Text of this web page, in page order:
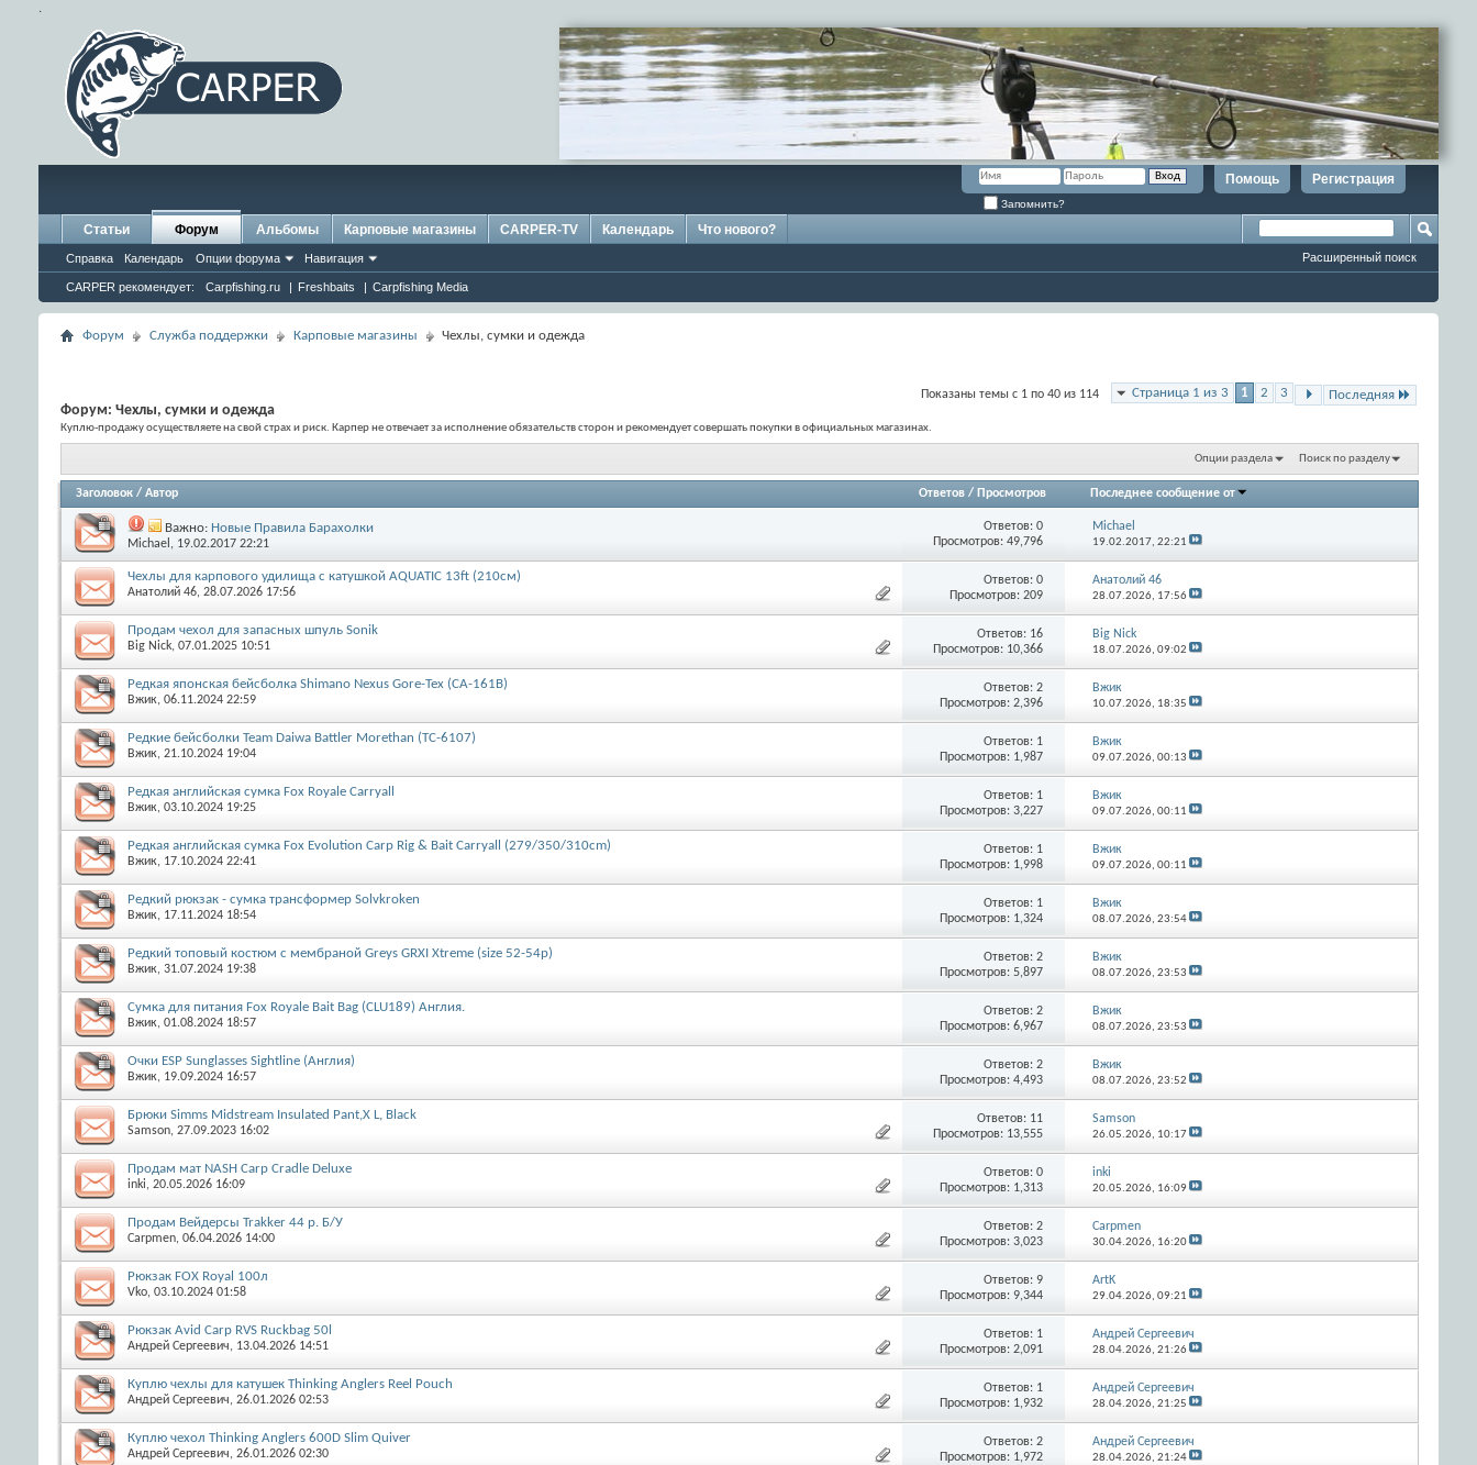
.
Регистрация
Помощь
Запомнить?
Статьи Форум
Справка Календарь Опции форума Навигация
CARPER рекомендует: Carpfishing.ru | Freshbaits | Carpfishing Media
Альбомы Карповые магазины CARPER-TV Календарь Что нового?
Расширенный поиск
Форум Служба поддержки Карповые магазины Чехлы, сумки и одежда
Страница 1 из 3 1 2 3 Последняя
Показаны темы с 1 по 40 из 114
Форум: Чехлы, сумки и одежда
Куплю-продажу осуществляете на свой страх и риск. Карпер не отвечает за исполнение обязательств сторон и рекомендует совершать покупки в официальных магазинах.
Опции раздела Поиск по разделу
Заголовок / Автор Ответов / Просмотров Последнее сообщение от
Важно: Новые Правила Барахолки
Michael , 19.02.2017 22:21
Ответов:0
Просмотров: 49,796
Michael
19.02.2017, 22:21
Чехлы для карпового удилища с катушкой AQUATIC 13ft (210см)
Анатолий 46, 28.07.2026 17:56
Ответов:0
Просмотров: 209
Анатолий 46
28.07.2026, 17:56
Продам чехол для запасных шпуль Sonik
Big Nick, 07.01.2025 10:51
Ответов: 16
Просмотров: 10,366
Big Nick
18.07.2026, 09:02
Редкая японская бейсболка Shimano Nexus Gore-Tex (CA-161B)
Вжик, 06.11.2024 22:59
Ответов:2
Просмотров: 2,396
Вжик
10.07.2026, 18:35
Редкие бейсболки Team Daiwa Battler Morethan (TC-6107)
Вжик, 21.10.2024 19:04
Ответов: 1
Просмотров: 1,987
Вжик
09.07.2026, 00:13
Редкая английская сумка Fox Royale Carryall
Вжик, 03.10.2024 19:25
Ответов: 1
Просмотров: 3,227
Вжик
09.07.2026, 00:11
Редкая английская сумка Fox Evolution Carp Rig & Bait Carryall (279/350/310cm)
Вжик, 17.10.2024 22:41
Ответов: 1
Просмотров: 1,998
Вжик
09.07.2026, 00:11
Редкий рюкзак - сумка трансформер Solvkroken
Вжик, 17.11.2024 18:54
Ответов: 1
Просмотров: 1,324
Вжик
08.07.2026, 23:54
Редкий топовый костюм с мембраной Greys GRXI Xtreme (size 52-54р)
Вжик, 31.07.2024 19:38
Ответов:2
Просмотров: 5,897
Вжик
08.07.2026, 23:53
Сумка для питания Fox Royale Bait Bag (CLU189) Англия.
Вжик, 01.08.2024 18:57
Ответов:2
Просмотров: 6,967
Вжик
08.07.2026, 23:53
Очки ESP Sunglasses Sightline (Англия)
Вжик, 19.09.2024 16:57
Ответов:2
Просмотров: 4,493
Вжик
08.07.2026, 23:52
Брюки Simms Midstream Insulated Pant,X L, Black
Samson, 27.09.2023 16:02
Ответов: 11
Просмотров: 13,555
Samson
26.05.2026, 10:17
Продам мат NASH Carp Cradle Deluxe
inki, 20.05.2026 16:09
Ответов:0
Просмотров: 1,313
inki
20.05.2026, 16:09
Продам Вейдерсы Trakker 44 р. Б/У
Carpmen, 06.04.2026 14:00
Ответов:2
Просмотров: 3,023
Carpmen
30.04.2026, 16:20
Рюкзак FOX Royal 100л
Vko, 03.10.2024 01:58
Ответов:9
Просмотров: 9,344
ArtK
29.04.2026, 09:21
Рюкзак Avid Carp RVS Ruckbag 50l
Андрей Сергеевич, 13.04.2026 14:51
Ответов: 1
Просмотров: 2,091
Андрей Сергеевич
28.04.2026, 21:26
Куплю чехлы для катушек Thinking Anglers Reel Pouch
Андрей Сергеевич, 26.01.2026 02:53
Ответов: 1
Просмотров: 1,932
Андрей Сергеевич
28.04.2026, 21:25
Куплю чехол Thinking Anglers 600D Slim Quiver
Андрей Сергеевич, 26.01.2026 02:30
Ответов:2
Просмотров: 1,972
Андрей Сергеевич
28.04.2026, 21:24